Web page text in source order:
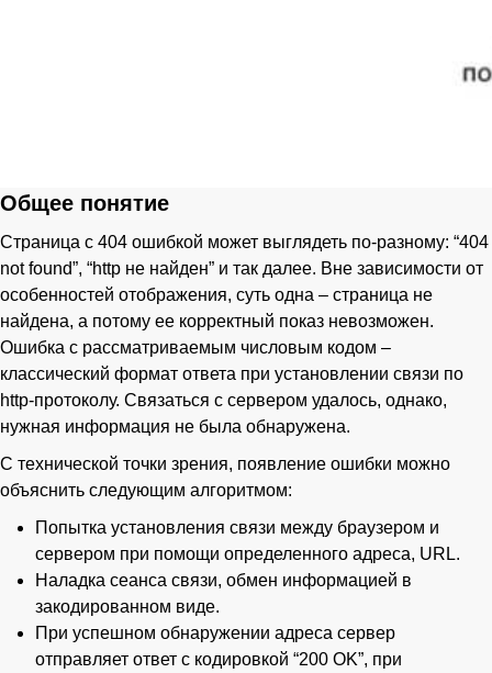
Общее понятие
Страница с 404 ошибкой может выглядеть по-разному: “404
not found”, “http не найден” и так далее. Вне зависимости от
особенностей отображения, суть одна – страница не
найдена, а потому ее корректный показ невозможен.
Ошибка с рассматриваемым числовым кодом –
классический формат ответа при установлении связи по
http-протоколу. Связаться с сервером удалось, однако,
нужная информация не была обнаружена.
С технической точки зрения, появление ошибки можно
объяснить следующим алгоритмом:
Попытка установления связи между браузером и
сервером при помощи определенного адреса, URL.
Наладка сеанса связи, обмен информацией в
закодированном виде.
При успешном обнаружении адреса сервер
отправляет ответ с кодировкой “200 OK”, при